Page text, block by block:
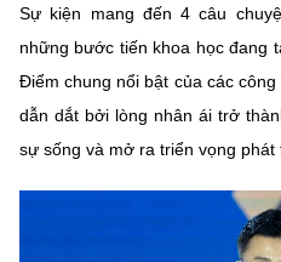
Tin tổng hợp
Tin địa phương
Bưu chính, Viễn thông
Sở hữu trí tuệ
Tiêu chuẩn, đo lường,
Năng lượng nguyên tử
Videos
Infographic
Ảnh
Sự kiện mang đến 4 câu
những bước tiến khoa học đang
Điểm chung nổi bật của các
dẫn dắt bởi lòng nhân ái trở
sự sống và mở ra triển vọng phát